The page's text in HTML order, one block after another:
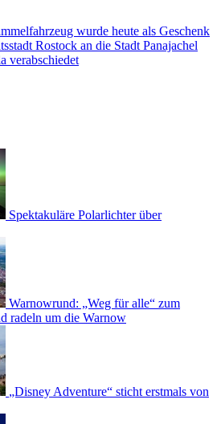
wurde heute als Geschenk
Rostock an die Stadt Panajachel
verabschiedet
Spektakuläre Polarlichter über
Warnowrund: „Weg für alle“ zum
radeln um die Warnow
„Disney Adventure“ sticht erstmals von